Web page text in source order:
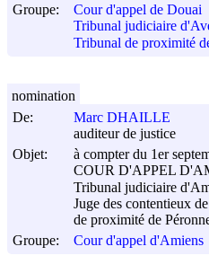
Groupe:
Cour d'appel de Douai
Tribunal judiciaire
Tribunal de proximité
De:
Marc DHAILLE
auditeur de justice
Objet:
à compter du 1er
COUR D'APPEL
Tribunal judiciaire
Juge des contentieux
de proximité de
Groupe:
Cour d'appel d'Amiens
nomination